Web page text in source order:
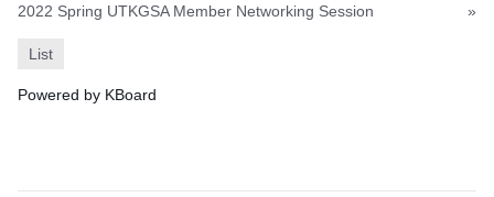
2022 Spring UTKGSA Member Networking Session »
List
Powered by KBoard